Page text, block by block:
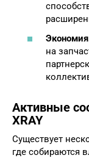
на
Активные
XRAY
Существует
где собираются